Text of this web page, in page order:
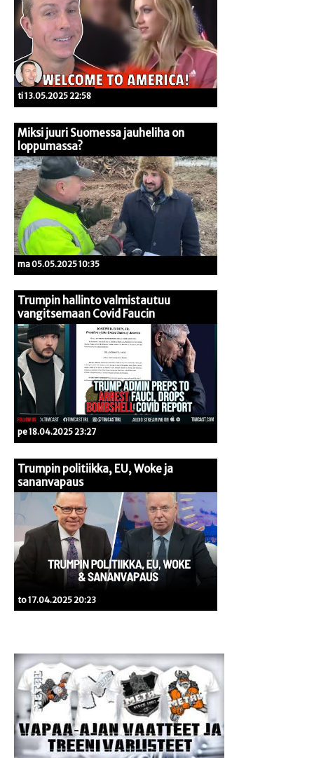
ti 13.05.2025 22:58
Miksi juuri Suomessa jauheliha on
loppumassa?
ma 05.05.2025 10:35
Trumpin hallinto valmistautuu
vangitsemaan Covid Faucin
pe 18.04.2025 23:27
Trumpin politiikka, EU, Woke ja
sananvapaus
to 17.04.2025 20:23